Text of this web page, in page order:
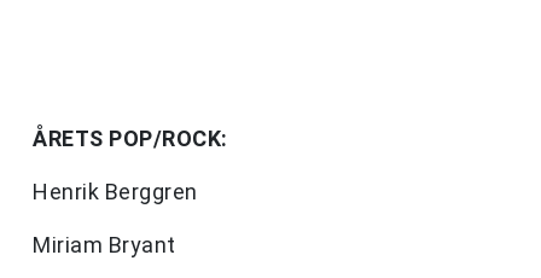
ÅRETS POP/ROCK:
Henrik Berggren
Miriam Bryant